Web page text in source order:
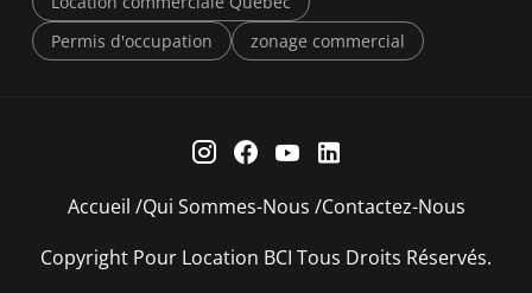
Permis d'occupation
zonage commercial
Accueil Qui Sommes-Nous Contactez-Nous
Copyright Pour Location BCI Tous Droits Réservés.